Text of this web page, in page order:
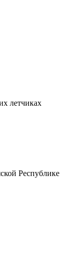
летчиках
Республике